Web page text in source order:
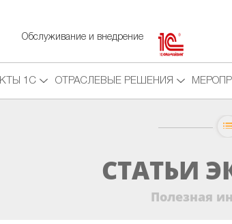
Обслуживание и внедрение
1С ОТРАСЛЕВЫЕ РЕШЕНИЯ
СТАТЬИ
Полезная